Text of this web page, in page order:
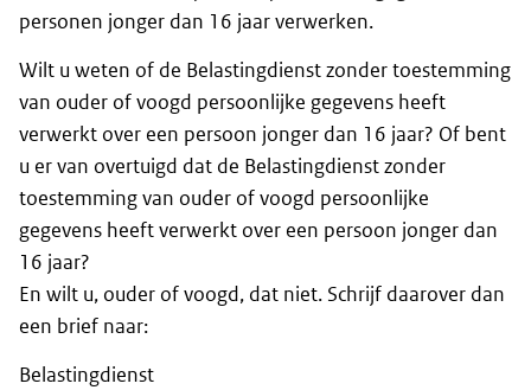
personen jonger dan 16 jaar verwerken.
Wilt u weten of de Belastingdienst zonder toestemming
van ouder of voogd persoonlijke gegevens heeft
verwerkt over een persoon jonger dan 16 jaar? Of bent
u er van overtuigd dat de Belastingdienst zonder
toestemming van ouder of voogd persoonlijke
gegevens heeft verwerkt over een persoon jonger dan
16 jaar?
En wilt u, ouder of voogd, dat niet. Schrijf daarover dan
een brief naar:
Belastingdienst